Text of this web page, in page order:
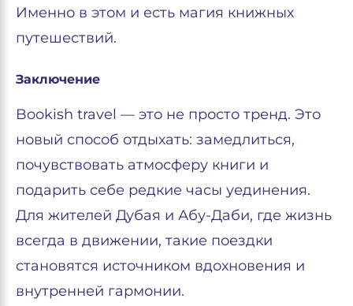
Именно в этом и есть магия книжных
путешествий.
Заключение
Bookish travel — это не просто тренд. Это
новый способ отдыхать: замедлиться,
почувствовать атмосферу книги и
подарить себе редкие часы уединения.
Для жителей Дубая и Абу-Даби, где жизнь
всегда в движении, такие поездки
становятся источником вдохновения и
внутренней гармонии.